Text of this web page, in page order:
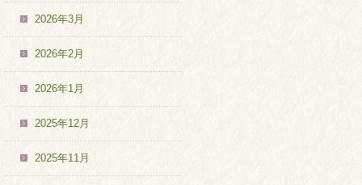
2026年3月
2026年2月
2026年1月
2025年12月
2025年11月